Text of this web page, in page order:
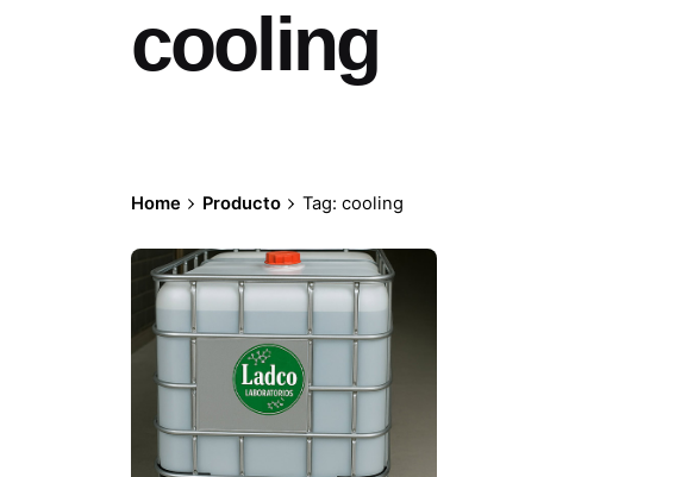
cooling
Home Producto Tag: cooling